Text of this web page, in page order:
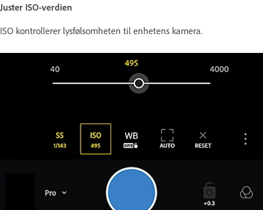
Juster ISO-verdien
ISO kontrollerer lysfølsomheten til enhetens kamera.